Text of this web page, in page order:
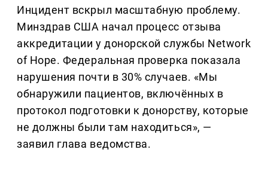
Инцидент вскрыл масштабную проблему.
Минздрав США начал процесс отзыва
аккредитации у донорской службы Network
of Hope. Федеральная проверка показала
нарушения почти в 30% случаев. «Мы
обнаружили пациентов, включённых в
протокол подготовки к донорству, которые
не должны были там находиться», —
заявил глава ведомства.